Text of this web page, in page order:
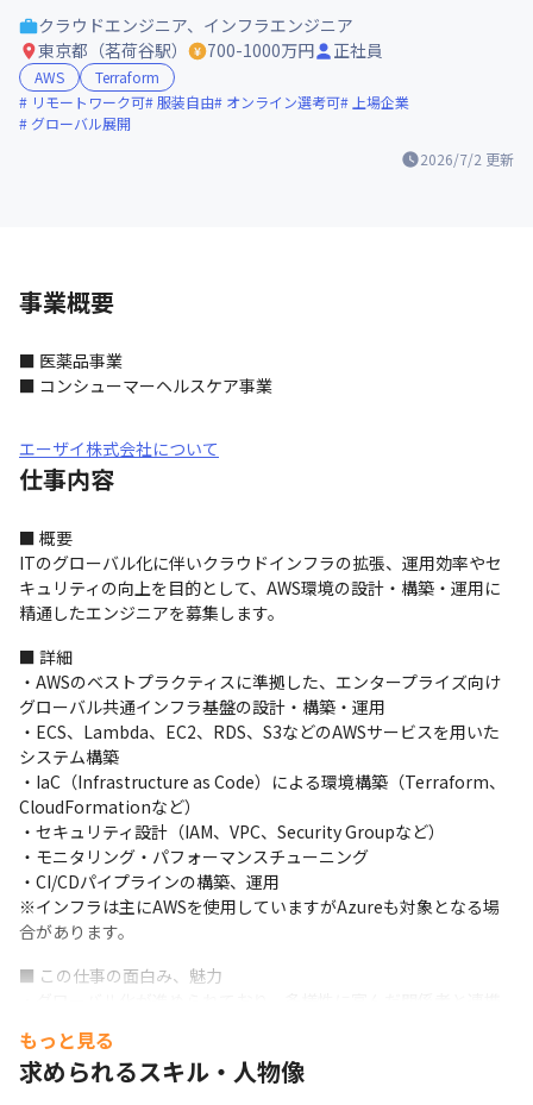
2026/7/2 更新
クラウドエンジニア、インフラエンジニア
東京都（茗荷谷駅）
700-1000万円 正社員
AWS
Terraform
リモートワーク可 服装自由 オンライン選考可
上場企業
グローバル展開
事業概要
■ 医薬品事業
■ コンシューマーヘルスケア事業
エーザイ株式会社について
仕事内容
■ 概要
ITのグローバル化に伴いクラウドインフラの拡張、運用効率やセ
キュリティの向上を目的として、AWS環境の設計・構築・運用に
精通したエンジニアを募集します。
■ 詳細
・AWSのベストプラクティスに準拠した、エンタープライズ向け
グローバル共通インフラ基盤の設計・構築・運用
・ECS、Lambda、EC2、RDS、S3などのAWSサービスを用いた
システム構築
・IaC（Infrastructure as Code）による環境構築（Terraform、
CloudFormationなど）
・セキュリティ設計（IAM、VPC、Security Groupなど）
・モニタリング・パフォーマンスチューニング
・CI/CDパイプラインの構築、運用
※インフラは主にAWSを使用していますがAzureも対象となる場
合があります。
■ この仕事の面白み、魅力
・開発やインフラ、クラウドなどITとしての知識、経験を活かし
て参画できるため、ビジネスに対する寄与が大きく、モチベーシ
もっと見る
求められるスキル・人物像